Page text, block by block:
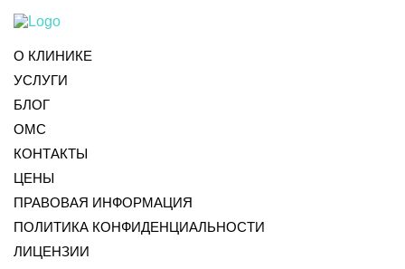
О КЛИНИКЕ
УСЛУГИ
БЛОГ
ОМС
КОНТАКТЫ
ЦЕНЫ
ПРАВОВАЯ ИНФОРМАЦИЯ
ПОЛИТИКА КОНФИДЕНЦИАЛЬНОСТИ
ЛИЦЕНЗИИ